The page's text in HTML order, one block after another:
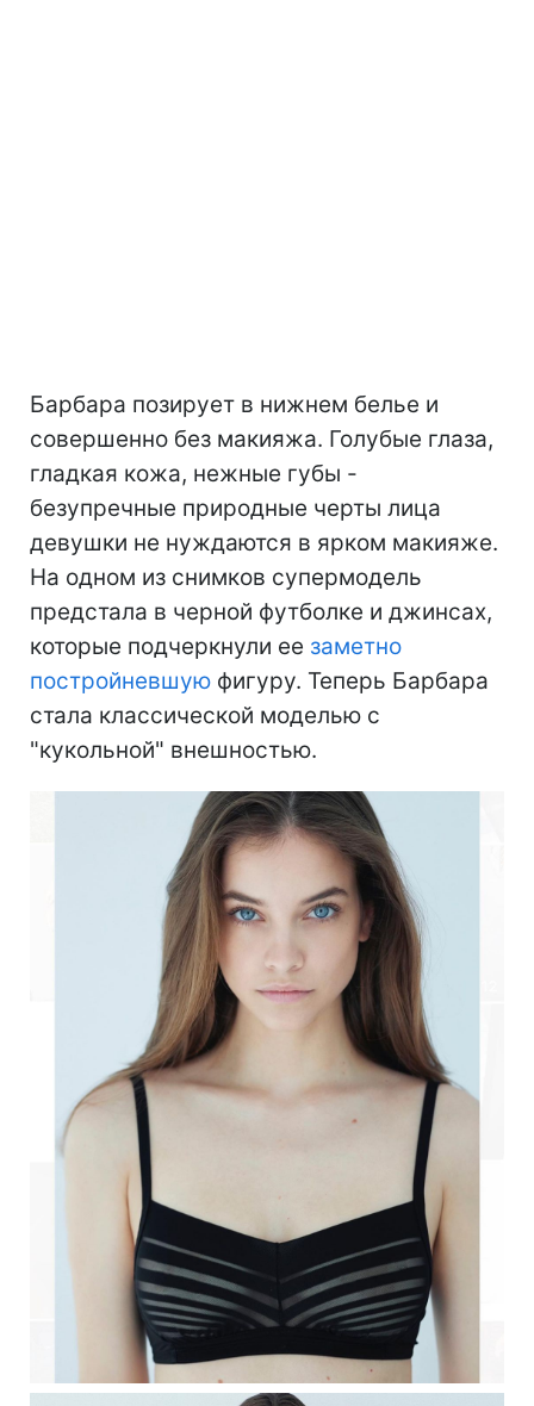
Барбара позирует в нижнем белье и
совершенно без макияжа. Голубые глаза,
гладкая кожа, нежные губы -
безупречные природные черты лица
девушки не нуждаются в ярком макияже.
На одном из снимков супермодель
предстала в черной футболке и джинсах,
которые подчеркнули ее заметно
постройневшую фигуру. Теперь Барбара
стала классической моделью с
"кукольной" внешностью.